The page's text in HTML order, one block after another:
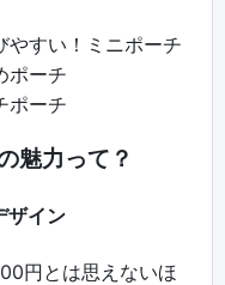
やすい！ミニポーチ
ポーチ
ポーチ
魅力って？
ザイン
円とは思えないほ